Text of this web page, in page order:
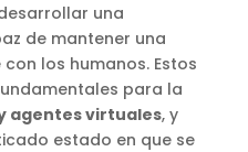
una
de mantener una
los humanos. Estos
para la
agentes virtuales, y
estado en que se